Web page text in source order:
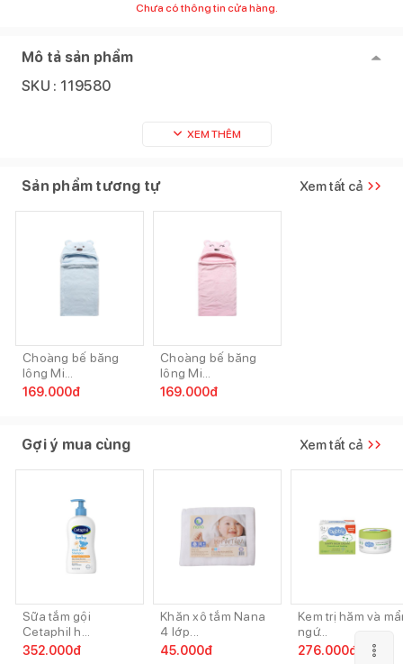
Chưa có thông tin cửa hàng.
Mô tả sản phẩm
SKU : 119580
XEM THÊM
Sản phẩm tương tự Xem tất cả
Choàng bế băng
lông Mi...
169.000đ
Choàng bế băng
lông Mi...
169.000đ
Gợi ý mua cùng Xem tất cả
Sữa tắm gội
Cetaphil h...
352.000đ
Khăn xô tắm Nana
4 lớp...
45.000đ
Kem trị hăm và
ngứ...
276.000đ